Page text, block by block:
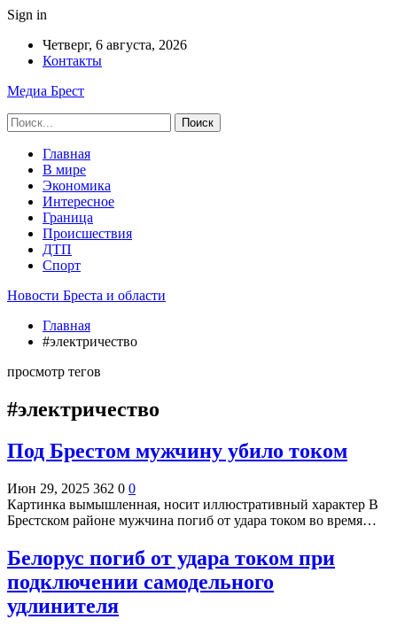
Sign in
Четверг, 6 августа, 2026
Контакты
Медиа Брест
Главная
В мире
Экономика
Интересное
Граница
Происшествия
ДТП
Спорт
Новости Бреста и области
Главная
#электричество
просмотр тегов
#электричество
Под Брестом мужчину убило током
Июн 29, 2025 362 0 0
Картинка вымышленная, носит иллюстративный характер В
Брестском районе мужчина погиб от удара током во время…
Белорус погиб от удара током при
подключении самодельного
удлинителя